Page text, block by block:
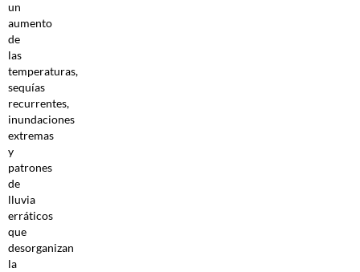
un
aumento
de
las
temperaturas,
sequías
recurrentes,
inundaciones
extremas
y
patrones
de
lluvia
erráticos
que
desorganizan
la